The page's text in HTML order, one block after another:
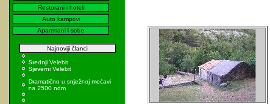
Restorani i hoteli
Auto kampovi
Apartmani i sobe
Najnoviji članci
Srednji Velebit
Sjeverni Velebit
Dramatično u snježnoj mećavi
na 2500 ndm